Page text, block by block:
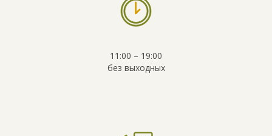
11:00 – 19:00
без выходных